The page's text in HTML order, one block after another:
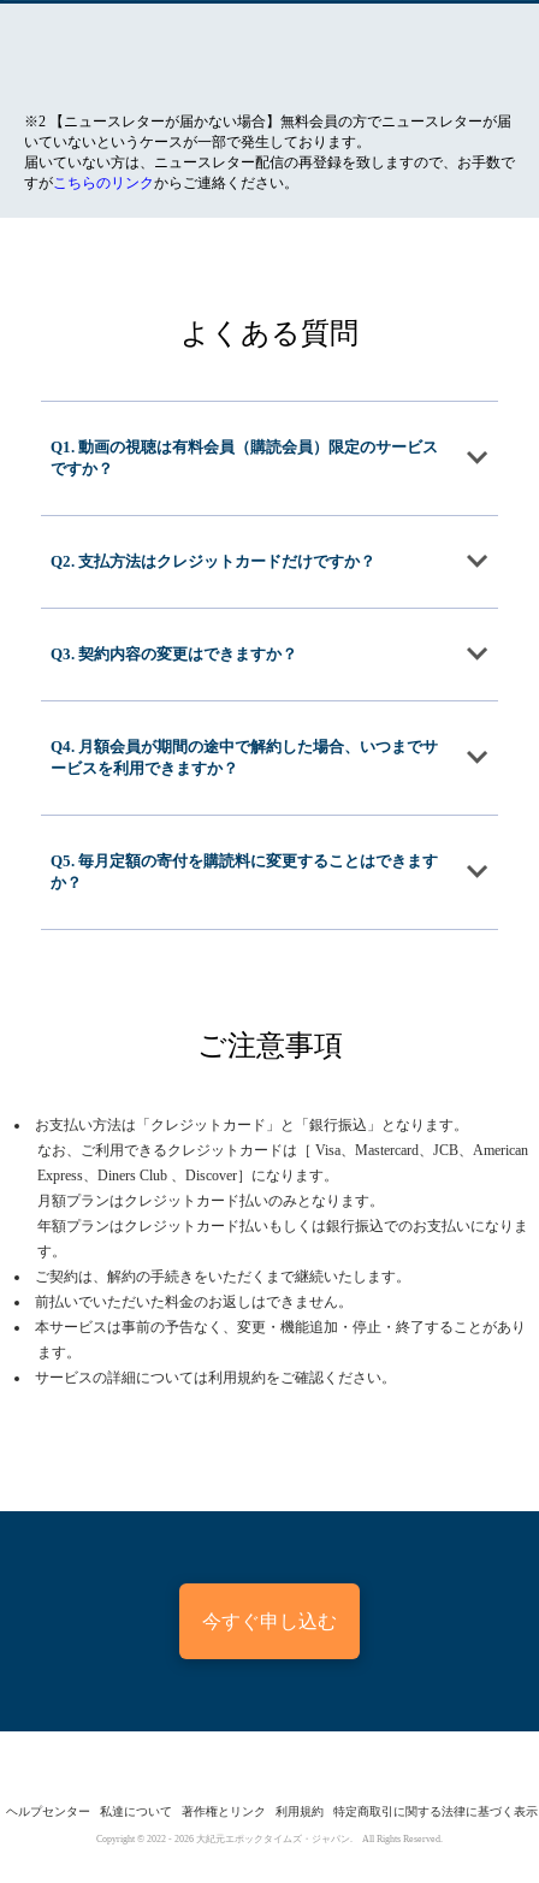
※2 【ニュースレターが届かない場合】無料会員の方でニュースレターが届
いていないというケースが一部で発生しております。
届いていない方は、ニュースレター配信の再登録を致しますので、お手数で
すがこちらのリンクからご連絡ください。
よくある質問
Q1. 動画の視聴は有料会員（購読会員）限定のサービス
ですか？
Q2. 支払方法はクレジットカードだけですか？
Q3. 契約内容の変更はできますか？
Q4. 月額会員が期間の途中で解約した場合、いつまでサ
ービスを利用できますか？
Q5. 毎月定額の寄付を購読料に変更することはできます
か？
ご注意事項
お支払い方法は「クレジットカード」と「銀行振込」となります。
なお、ご利用できるクレジットカードは［ Visa、Mastercard、JCB、American
Express、Diners Club 、Discover］になります。
月額プランはクレジットカード払いのみとなります。
年額プランはクレジットカード払いもしくは銀行振込でのお支払いになりま
す。
ご契約は、解約の手続きをいただくまで継続いたします。
前払いでいただいた料金のお返しはできません。
本サービスは事前の予告なく、変更・機能追加・停止・終了することがあり
ます。
サービスの詳細については利用規約をご確認ください。
今すぐ申し込む
ヘルプセンター 私達について 著作権とリンク 利用規約 特定商取引に関する法律に基づく表示
Copyright © 2022 - 2026 大紀元エポックタイムズ・ジャパン. All Rights Reserved.